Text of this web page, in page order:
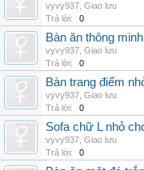
vyvy937 Giao lưu
Trả lời:
0
Bàn ăn thông
vyvy937 Giao lưu
Trả lời:
0
Bàn trang điểm
vyvy937 Giao lưu
Trả lời:
0
Sofa chữ L nhỏ
vyvy937 Giao lưu
Trả lời:
0